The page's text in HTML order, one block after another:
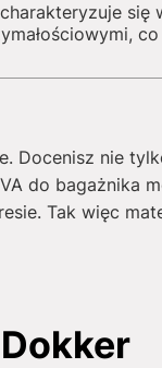
się
co
Docenisz nie
do bagażnika
Tak więc